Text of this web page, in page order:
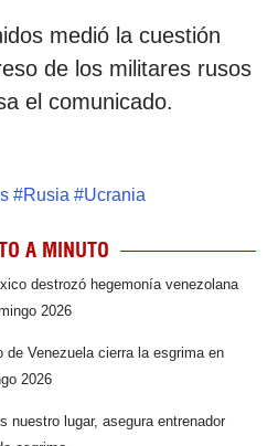
medió la cuestión
de los militares rusos
el comunicado.
#Rusia #Ucrania
A MINUTO
destrozó hegemonía venezolana
2026
de Venezuela cierra la esgrima en
2026
nuestro lugar, asegura entrenador